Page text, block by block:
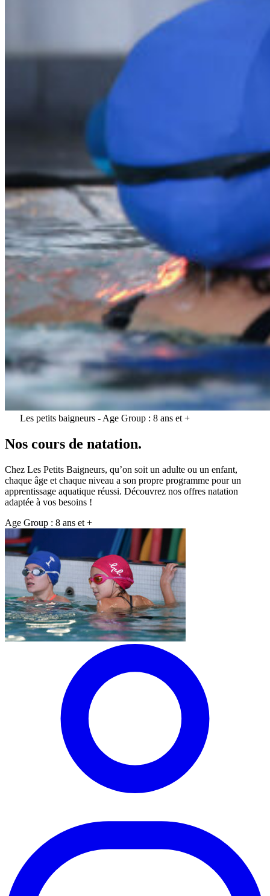
Les petits baigneurs - Age Group : 8 ans et +
Nos cours de natation.
Chez Les Petits Baigneurs, qu’on soit un adulte ou un enfant,
chaque âge et chaque niveau a son propre programme pour un
apprentissage aquatique réussi. Découvrez nos offres natation
adaptée à vos besoins !
Age Group : 8 ans et +